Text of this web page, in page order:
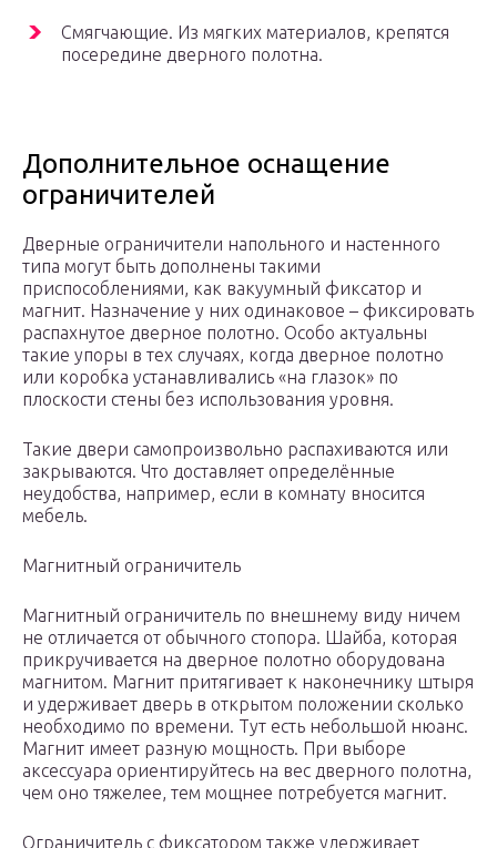
Смягчающие. Из мягких материалов, крепятся
посередине дверного полотна.
Дополнительное оснащение
ограничителей
Дверные ограничители напольного и настенного
типа могут быть дополнены такими
приспособлениями, как вакуумный фиксатор и
магнит. Назначение у них одинаковое – фиксировать
распахнутое дверное полотно. Особо актуальны
такие упоры в тех случаях, когда дверное полотно
или коробка устанавливались «на глазок» по
плоскости стены без использования уровня.
Такие двери самопроизвольно распахиваются или
закрываются. Что доставляет определённые
неудобства, например, если в комнату вносится
мебель.
Магнитный ограничитель
Магнитный ограничитель по внешнему виду ничем
не отличается от обычного стопора. Шайба, которая
прикручивается на дверное полотно оборудована
магнитом. Магнит притягивает к наконечнику штыря
и удерживает дверь в открытом положении сколько
необходимо по времени. Тут есть небольшой нюанс.
Магнит имеет разную мощность. При выборе
аксессуара ориентируйтесь на вес дверного полотна,
чем оно тяжелее, тем мощнее потребуется магнит.
Ограничитель с фиксатором также удерживает